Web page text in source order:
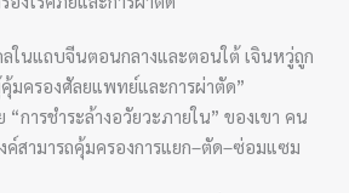
ในแถบจีนตอนกลางและตอนใต้ เจินหวู่ถูก
มครองศัลยแพทย์และการผ่าตัด”
“การชำระล้างอวัยวะภายใน” ของเขา คน
ค์สามารถคุ้มครองการแยก–ตัด–ซ่อมแซม